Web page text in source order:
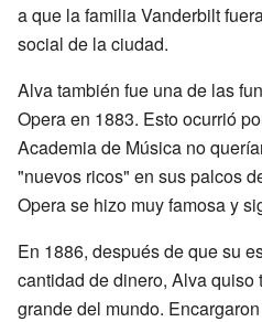
a que la familia Vanderbilt
social de la ciudad.
Alva también fue una de las
Opera en 1883. Esto ocurrió
Academia de Música no
"nuevos ricos" en sus palcos
Opera se hizo muy famosa y
En 1886, después de que su
cantidad de dinero, Alva quiso
grande del mundo.